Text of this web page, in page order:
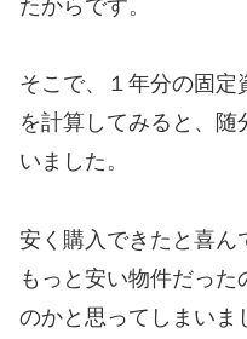
たからです。
そこで、１年分の固
を計算してみると、随
いました。
安く購入できたと喜ん
もっと安い物件だっ
のかと思ってしまいま